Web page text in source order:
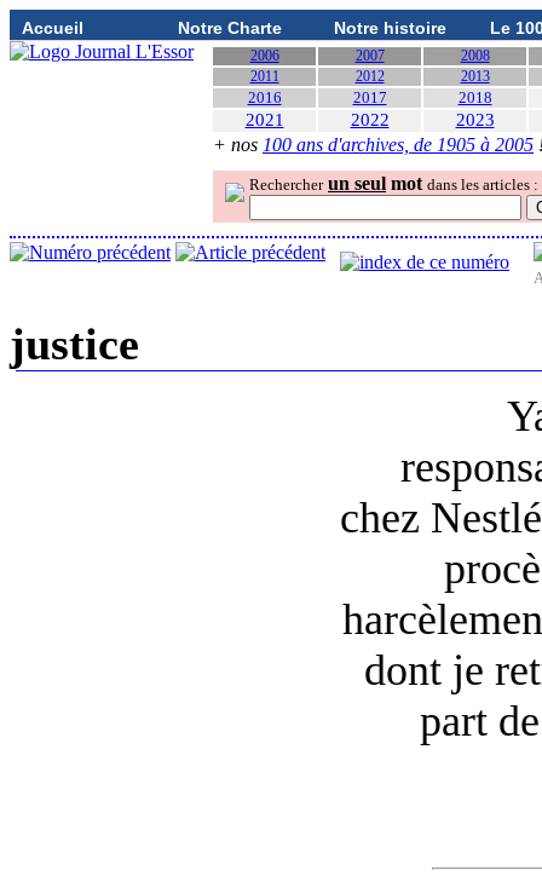
Accueil Notre Charte Notre histoire Le
2006 2007
2008
2011
2012 2013
2016 2017 2018
2021 2022 2023
+ nos 100 ans d'archives, de 1905 à 2005
Rechercher un seul mot dans les articles :
justice
chez
dont je
part